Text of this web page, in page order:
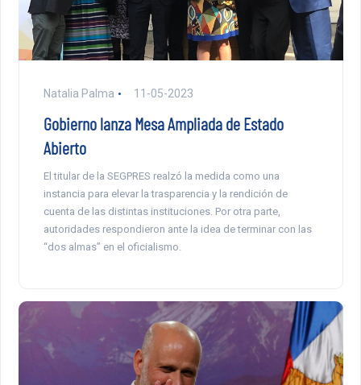
Natalia Palma 11-05-2023
Gobierno lanza Mesa Ampliada de Estado
Abierto
El titular de la SEGPRES realzó la medida como una
instancia para elevar la trasparencia y la rendición de
cuenta de las distintas instituciones. Por otra parte,
autoridades respondieron ante la idea de terminar con las
“dos almas” en el oficialismo.